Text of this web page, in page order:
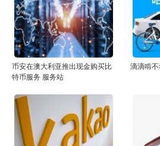
币安在澳大利亚推出现金购买比
特币服务 服务站
滴滴啃